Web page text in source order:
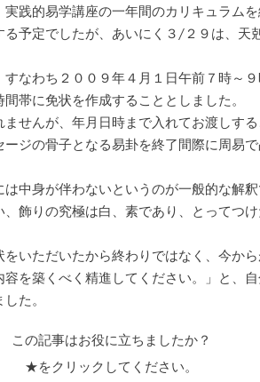
践的易学講座の一年間のカリキュラム
予定でしたが、あいにく３/２９は、天
なわち２００９年４月１日午前７時～
帯に免状を作成することとしました。
せんが、年月日時まで入れてお渡しする
ジの骨子となる易卦を終了間際に周易
中身が伴わないというのが一般的な解
、飾りの究極は白、素であり、とってつ
いただいたから終わりではなく、今か
を築くべく精進してください。」と、
た。
この記事はお役に立ちましたか？
★をクリックしてください。